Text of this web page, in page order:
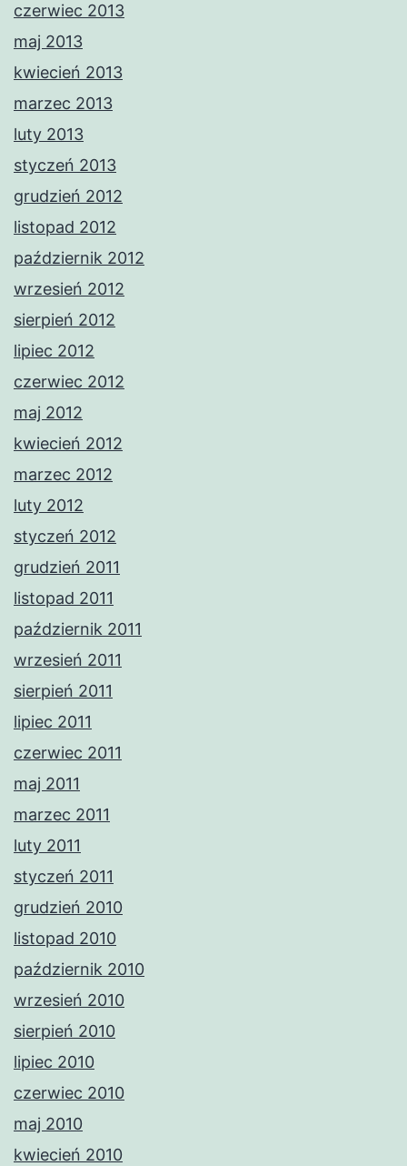
czerwiec 2013
maj 2013
kwiecień 2013
marzec 2013
luty 2013
styczeń 2013
grudzień 2012
listopad 2012
październik 2012
wrzesień 2012
sierpień 2012
lipiec 2012
czerwiec 2012
maj 2012
kwiecień 2012
marzec 2012
luty 2012
styczeń 2012
grudzień 2011
listopad 2011
październik 2011
wrzesień 2011
sierpień 2011
lipiec 2011
czerwiec 2011
maj 2011
marzec 2011
luty 2011
styczeń 2011
grudzień 2010
listopad 2010
październik 2010
wrzesień 2010
sierpień 2010
lipiec 2010
czerwiec 2010
maj 2010
kwiecień 2010